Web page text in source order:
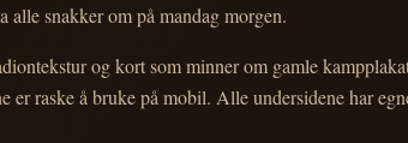
snakker om på mandag morgen.
og kort som minner om gamle
er raske å bruke på mobil. Alle undersidene har